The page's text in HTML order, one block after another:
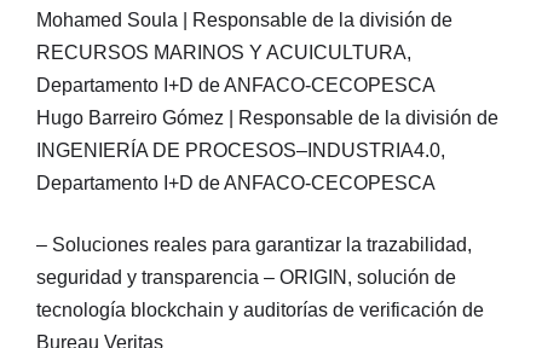
Mohamed Soula | Responsable de la división de
RECURSOS MARINOS Y ACUICULTURA,
Departamento I+D de ANFACO-CECOPESCA
Hugo Barreiro Gómez | Responsable de la división de
INGENIERÍA DE PROCESOS–INDUSTRIA4.0,
Departamento I+D de ANFACO-CECOPESCA
– Soluciones reales para garantizar la trazabilidad,
seguridad y transparencia – ORIGIN, solución de
tecnología blockchain y auditorías de verificación de
Bureau Veritas